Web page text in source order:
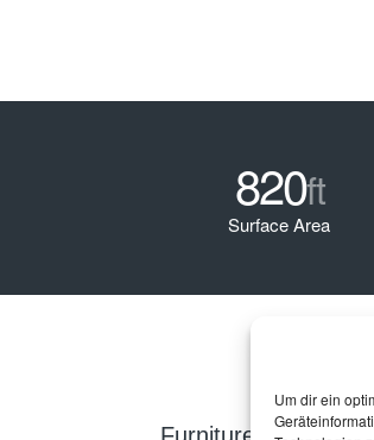
Um dir ein
820ft
Surface Area